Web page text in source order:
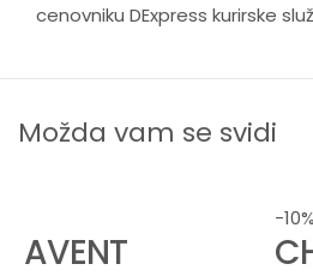
cenovniku DExpress kurirske
Možda vam se svidi
AVENT
-10%